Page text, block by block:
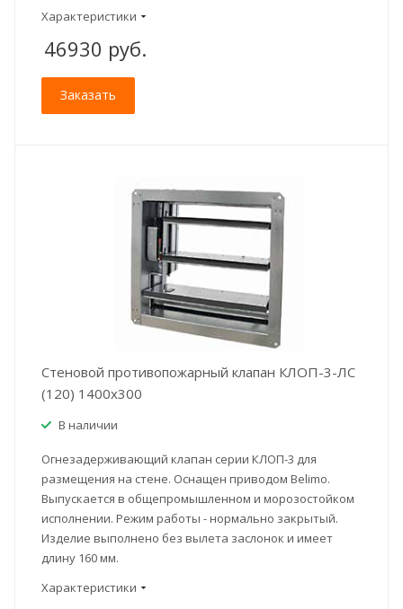
Характеристики
46930 руб.
Заказать
Стеновой противопожарный клапан КЛОП-3-ЛС
(120) 1400x300
В наличии
Огнезадерживающий клапан серии КЛОП-3 для
размещения на стене. Оснащен приводом Belimo.
Выпускается в общепромышленном и морозостойком
исполнении. Режим работы - нормально закрытый.
Изделие выполнено без вылета заслонок и имеет
длину 160 мм.
Характеристики